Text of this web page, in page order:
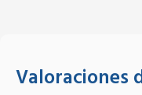
Valoraciones